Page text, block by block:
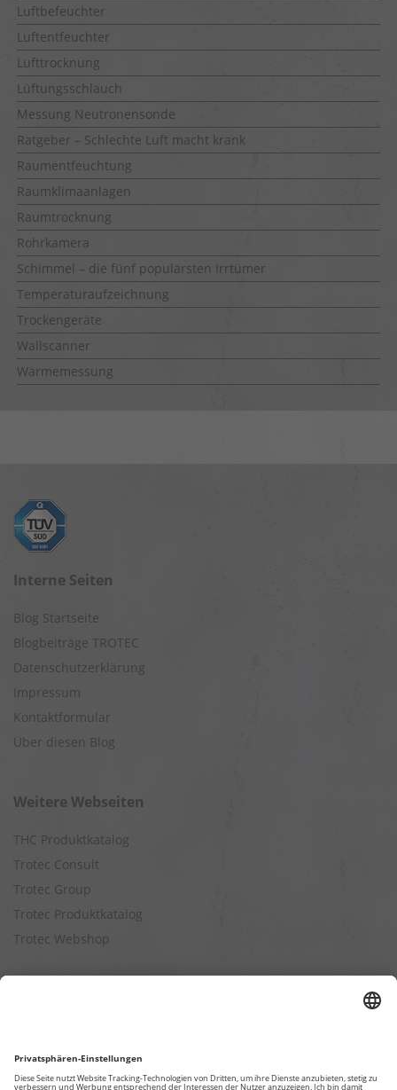
Luftbefeuchter
Luftentfeuchter
Lufttrocknung
Lüftungsschlauch
Messung Neutronensonde
Ratgeber – Schlechte Luft macht krank
Raumentfeuchtung
Raumklimaanlagen
Raumtrocknung
Rohrkamera
Schimmel – die fünf populärsten Irrtümer
Temperaturaufzeichnung
Trockengeräte
Wallscanner
Wärmemessung
Interne Seiten
Blog Startseite
Blogbeiträge TROTEC
Datenschutzerklärung
Impressum
Kontaktformular
Über diesen Blog
Weitere Webseiten
THC Produktkatalog
Trotec Consult
Trotec Group
Trotec Produktkatalog
Trotec Webshop
Entfeuchtungsleistung berechnen
Kapazitätsberechnung für Luftreiniger